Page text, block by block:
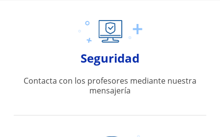
Seguridad
Contacta con los profesores mediante nuestra
mensajería